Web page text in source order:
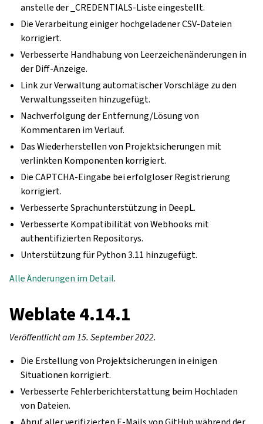
anstelle der _CREDENTIALS-Liste eingestellt.
Die Verarbeitung einiger hochgeladener CSV-Dateien
korrigiert.
Verbesserte Handhabung von Leerzeichenänderungen in
der Diff-Anzeige.
Link zur Verwaltung automatischer Vorschläge zu den
Verwaltungsseiten hinzugefügt.
Nachverfolgung der Entfernung/Lösung von
Kommentaren im Verlauf.
Das Wiederherstellen von Projektsicherungen mit
verlinkten Komponenten korrigiert.
Die CAPTCHA-Eingabe bei erfolgloser Registrierung
korrigiert.
Verbesserte Sprachunterstützung in DeepL.
Verbesserte Kompatibilität von Webhooks mit
authentifizierten Repositorys.
Unterstützung für Python 3.11 hinzugefügt.
Alle Änderungen im Detail.
Weblate 4.14.1
Veröffentlicht am 15. September 2022.
Die Erstellung von Projektsicherungen in einigen
Situationen korrigiert.
Verbesserte Fehlerberichterstattung beim Hochladen
von Dateien.